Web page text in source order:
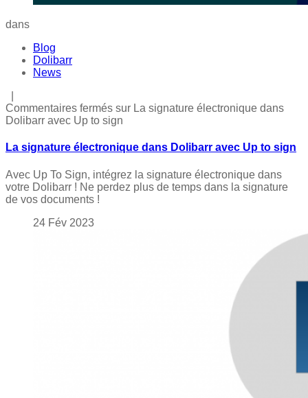
dans
Blog
Dolibarr
News
Commentaires fermés sur La signature électronique dans
Dolibarr avec Up to sign
La signature électronique dans Dolibarr avec Up to sign
Avec Up To Sign, intégrez la signature électronique dans
votre Dolibarr ! Ne perdez plus de temps dans la signature
de vos documents !
24 Fév 2023